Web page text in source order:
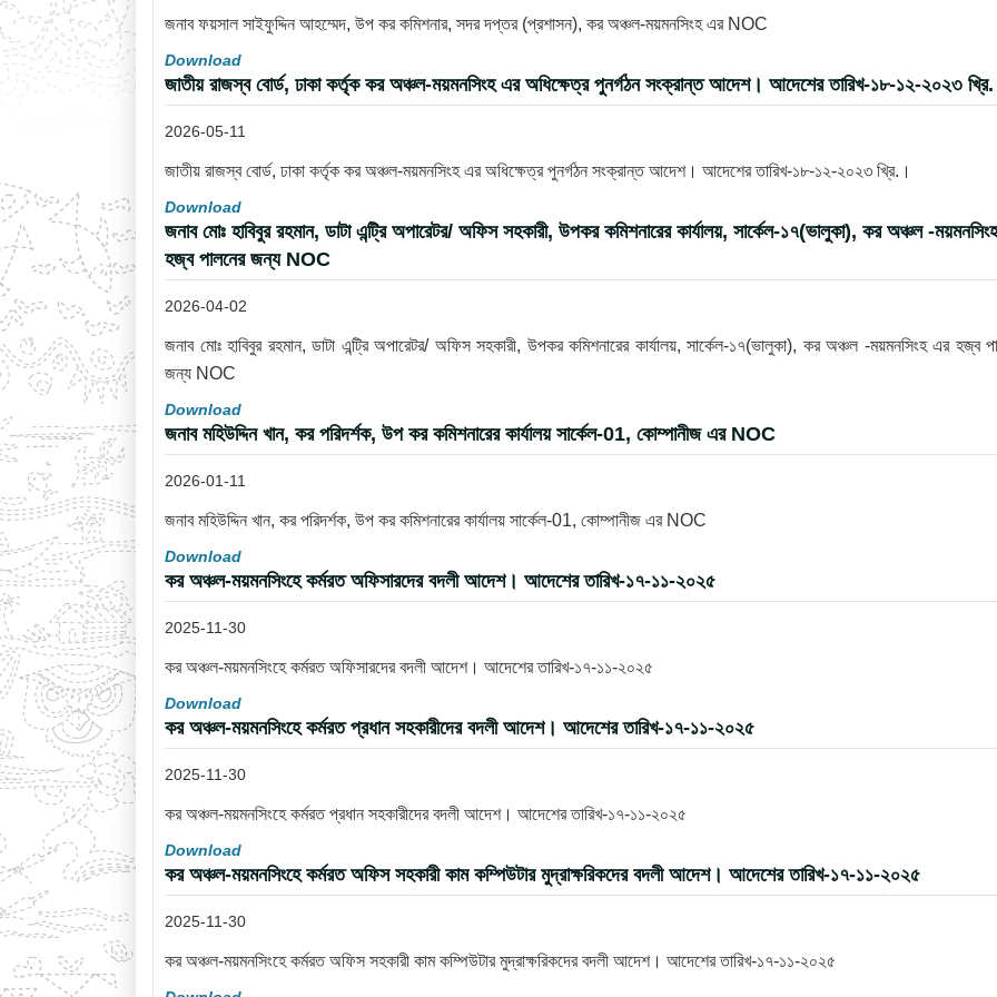
জনাব ফয়সাল সাইফুদ্দিন আহম্মেদ, উপ কর কমিশনার, সদর দপ্তর (প্রশাসন), কর অঞ্চল-ময়মনসিংহ এর NOC
Download
জাতীয় রাজস্ব বোর্ড, ঢাকা কর্তৃক কর অঞ্চল-ময়মনসিংহ এর অধিক্ষেত্র পুনর্গঠন সংক্রান্ত আদেশ। আদেশের তারিখ-১৮-১২-২০২৩
2026-05-11
জাতীয় রাজস্ব বোর্ড, ঢাকা কর্তৃক কর অঞ্চল-ময়মনসিংহ এর অধিক্ষেত্র পুনর্গঠন সংক্রান্ত আদেশ। আদেশের তারিখ-১৮-১২-২০২৩ খ্রি.।
Download
জনাব মোঃ হাবিবুর রহমান, ডাটা এন্ট্রি অপারেটর/ অফিস সহকারী, উপকর কমিশনারের কার্যালয়, সার্কেল-১৭(ভালুকা), কর অঞ্চল -
হজ্ব পালনের জন্য NOC
2026-04-02
জনাব মোঃ হাবিবুর রহমান, ডাটা এন্ট্রি অপারেটর/ অফিস সহকারী, উপকর কমিশনারের কার্যালয়, সার্কেল-১৭(ভালুকা), কর অঞ্চল -ময়মনসিংহ এর হজ্ব
জন্য NOC
Download
জনাব মহিউদ্দিন খান, কর পরিদর্শক, উপ কর কমিশনারের কার্যালয় সার্কেল-01, কোম্পানীজ এর NOC
2026-01-11
জনাব মহিউদ্দিন খান, কর পরিদর্শক, উপ কর কমিশনারের কার্যালয় সার্কেল-01, কোম্পানীজ এর NOC
Download
কর অঞ্চল-ময়মনসিংহে কর্মরত অফিসারদের বদলী আদেশ। আদেশের তারিখ-১৭-১১-২০২৫
2025-11-30
কর অঞ্চল-ময়মনসিংহে কর্মরত অফিসারদের বদলী আদেশ। আদেশের তারিখ-১৭-১১-২০২৫
Download
কর অঞ্চল-ময়মনসিংহে কর্মরত প্রধান সহকারীদের বদলী আদেশ। আদেশের তারিখ-১৭-১১-২০২৫
2025-11-30
কর অঞ্চল-ময়মনসিংহে কর্মরত প্রধান সহকারীদের বদলী আদেশ। আদেশের তারিখ-১৭-১১-২০২৫
Download
কর অঞ্চল-ময়মনসিংহে কর্মরত অফিস সহকারী কাম কম্পিউটার মুদ্রাক্ষরিকদের বদলী আদেশ। আদেশের তারিখ-১৭-১১-২০২৫
2025-11-30
কর অঞ্চল-ময়মনসিংহে কর্মরত অফিস সহকারী কাম কম্পিউটার মুদ্রাক্ষরিকদের বদলী আদেশ। আদেশের তারিখ-১৭-১১-২০২৫